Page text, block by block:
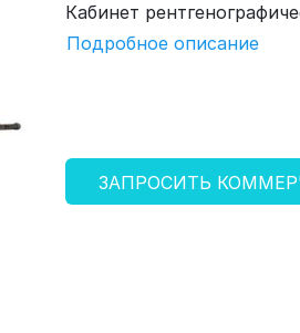
Кабинет
Подробное описание
ЗАПРОСИТЬ